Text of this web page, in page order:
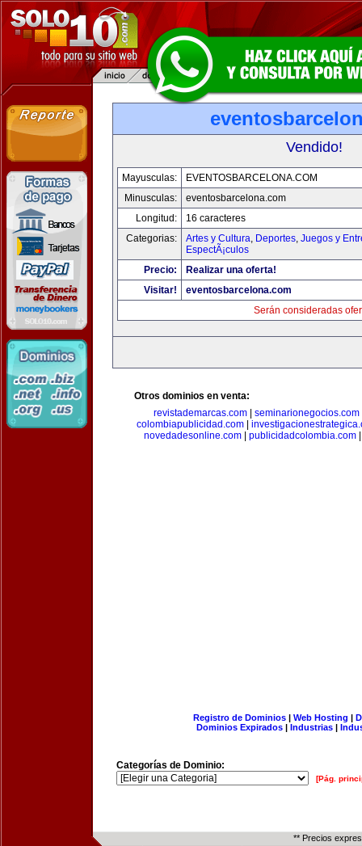
Vendido!
Mayusculas:
EVENTOSBARCELONA.COM
Minusculas:
eventosbarcelona.com
Longitud:
16 caracteres
Categorias:
Artes y Cultura, Deportes, Juegos y
EspectÃ¡culos
Precio:
Realizar una oferta!
Visitar!
eventosbarcelona.com
Serán consideradas
Otros dominios en venta:
revistademarcas.com
seminarionegocios.com
colombiapublicidad.com
novedadesonline.com
publicidadcolombia.com
Registro de Dominios| Web Hosting |
Dominios Expirados | Industrias |
Categorías de Dominio:
[Pág.
** Precios